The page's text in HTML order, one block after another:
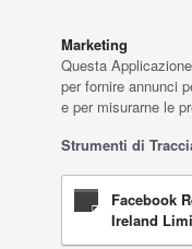
Marketing
Questa
per fornire annunci
e per misurarne le
Strumenti di
Facebook
Ireland